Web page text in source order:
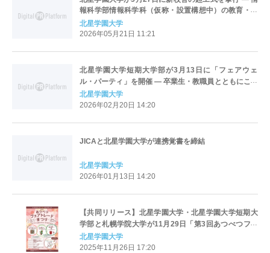
報科学部情報科学科（仮称・設置構想中）の教育・研
究拠点となる新校舎の工事が開始
北星学園大学
2026年05月21日 11:21
北星学園大学短期大学部が3月13日に「フェアウェ
ル・パーティ」を開催 ― 卒業生・教職員とともにこれ
までの歩みや思い出を振り返る
北星学園大学
2026年02月20日 14:20
JICAと北星学園大学が連携覚書を締結
北星学園大学
2026年01月13日 14:20
【共同リリース】北星学園大学・北星学園大学短期大
学部と札幌学院大学が11月29日「第3回あつべつフェ
アトレードまつり ―スマホでは伝えきれない冬のぬく
もり―」を開催
北星学園大学
2025年11月26日 17:20